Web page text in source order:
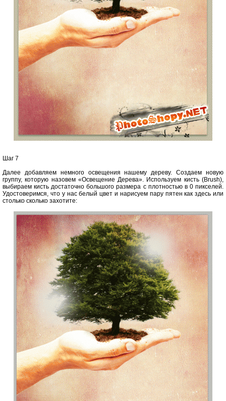
Шаг 7
Далее добавляем немного освещения нашему дереву. Создаем новую
группу, которую назовем «Освещение Дерева». Используем кисть (Brush),
выбираем кисть достаточно большого размера с плотностью в 0 пикселей.
Удостоверимся, что у нас белый цвет и нарисуем пару пятен как здесь или
столько сколько захотите: